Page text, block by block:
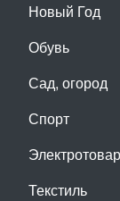
Новый Год
Обувь
Сад, огород
Спорт
Текстиль